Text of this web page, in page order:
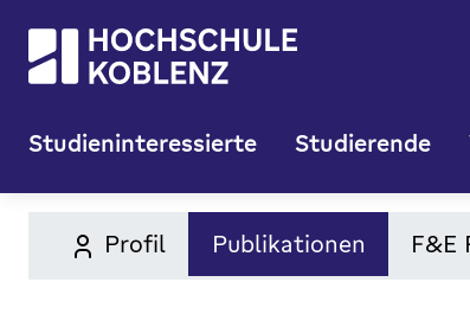
Studieninteressierte Studierende
Profil Publikationen F&E